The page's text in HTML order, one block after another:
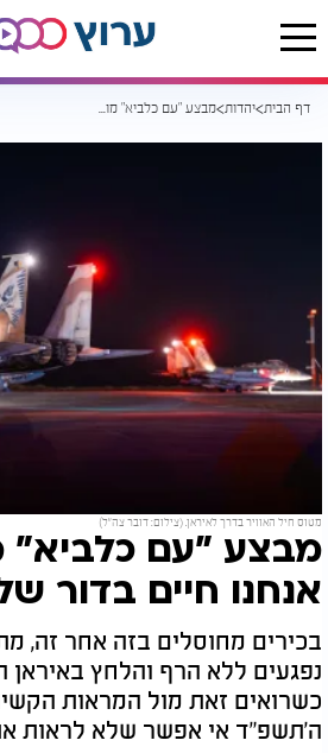
דף הבית יהדות מבצע "עם כלביא" מוכיח: אנחנו חיים בדור של גאולה
מטוס חיל האוויר בדרך לאיראן. (צילום: דובר צה"ל)
מבצע "עם כלביא"
אנחנו חיים בדור
בכירים מחוסלים בזה אחר זה,
נפגעים ללא הרף והלחץ באיראן
כשרואים זאת מול המראות
ה'תשפ"ד אי אפשר שלא לראות